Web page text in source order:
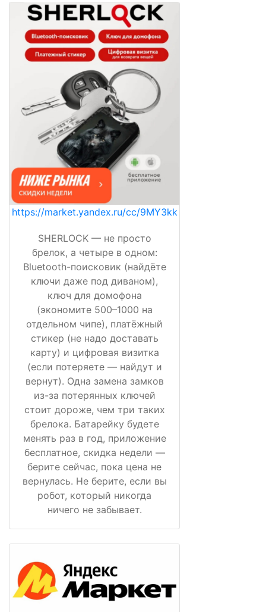
https://market.yandex.ru/cc/9MY3kk
SHERLOCK — не просто
брелок, а четыре в одном:
Bluetooth-поисковик (найдёте
ключи даже под диваном),
ключ для домофона
(экономите 500–1000 на
отдельном чипе), платёжный
стикер (не надо доставать
карту) и цифровая визитка
(если потеряете — найдут и
вернут). Одна замена замков
из-за потерянных ключей
стоит дороже, чем три таких
брелока. Батарейку будете
менять раз в год, приложение
бесплатное, скидка недели —
берите сейчас, пока цена не
вернулась. Не берите, если вы
робот, который никогда
ничего не забывает.